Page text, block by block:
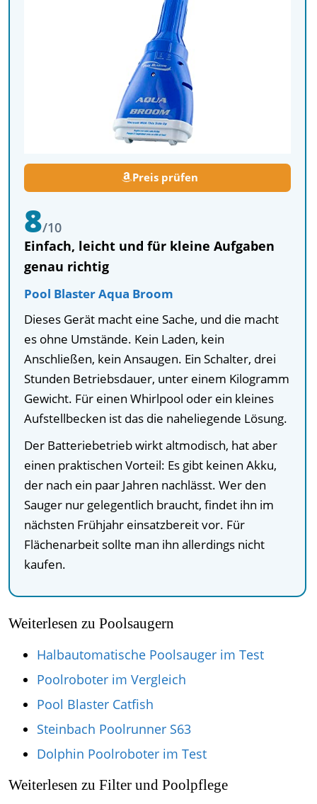
Preis prüfen
8/10
Einfach, leicht und für kleine Aufgaben
genau richtig
Pool Blaster Aqua Broom
Dieses Gerät macht eine Sache, und die macht
es ohne Umstände. Kein Laden, kein
Anschließen, kein Ansaugen. Ein Schalter, drei
Stunden Betriebsdauer, unter einem Kilogramm
Gewicht. Für einen Whirlpool oder ein kleines
Aufstellbecken ist das die naheliegende Lösung.
Der Batteriebetrieb wirkt altmodisch, hat aber
einen praktischen Vorteil: Es gibt keinen Akku,
der nach ein paar Jahren nachlässt. Wer den
Sauger nur gelegentlich braucht, findet ihn im
nächsten Frühjahr einsatzbereit vor. Für
Flächenarbeit sollte man ihn allerdings nicht
kaufen.
Weiterlesen zu Poolsaugern
Halbautomatische Poolsauger im Test
Poolroboter im Vergleich
Pool Blaster Catfish
Steinbach Poolrunner S63
Dolphin Poolroboter im Test
Weiterlesen zu Filter und Poolpflege